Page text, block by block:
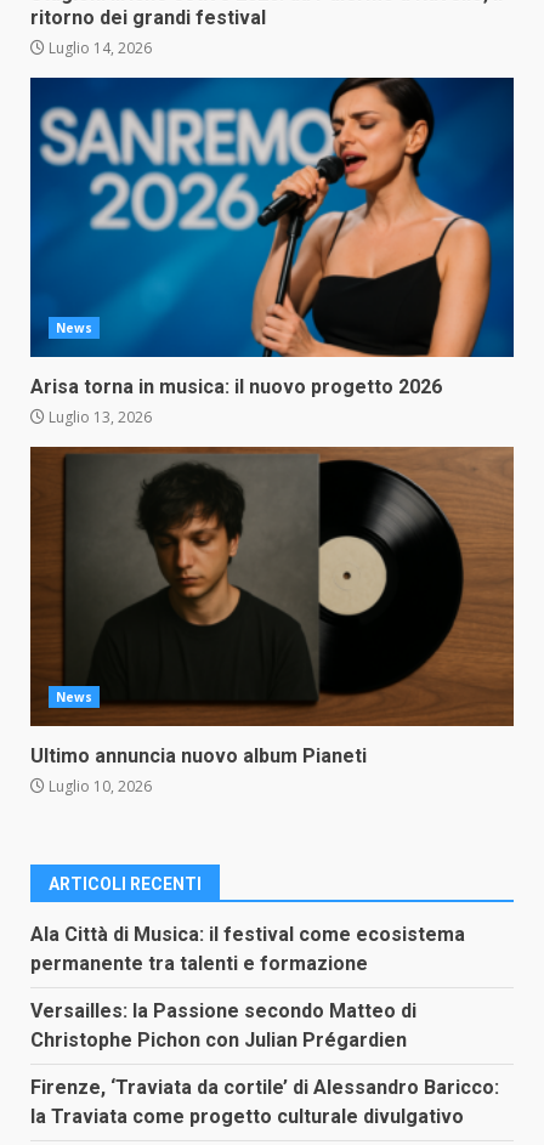
ritorno dei grandi festival
Luglio 14, 2026
News
Arisa torna in musica: il nuovo progetto 2026
Luglio 13, 2026
News
Ultimo annuncia nuovo album Pianeti
Luglio 10, 2026
ARTICOLI RECENTI
Ala Città di Musica: il festival come ecosistema
permanente tra talenti e formazione
Versailles: la Passione secondo Matteo di
Christophe Pichon con Julian Prégardien
Firenze, ‘Traviata da cortile’ di Alessandro Baricco:
la Traviata come progetto culturale divulgativo